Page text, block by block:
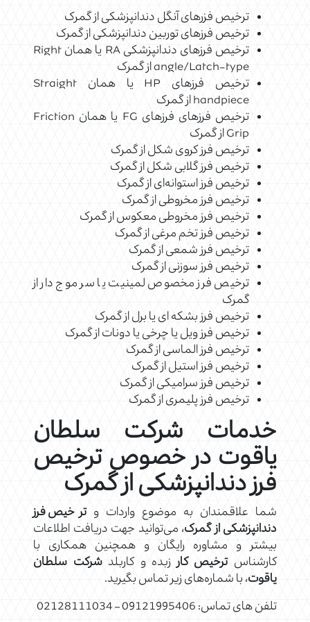
ترخیص فزرهای آنگل دندانپزشکی از گمرک
ترخیص فرزهای توربین دندانپزشکی از گمرک
ترخیص فرزهای دندانپزشکی RA یا همان Right
angle/Latch-type از گمرک
ترخیص فرزهای HP یا همان Straight
handpiece از گمرک
ترخیص فرزهای فرزهای FG یا همان Friction
Grip از گمرک
ترخیص فرز کروی شکل از گمرک
ترخیص فرز گلابی شکل از گمرک
ترخیص فرز استوانه‌ای از گمرک
ترخیص فرز مخروطی از گمرک
ترخیص فرز مخروطی معکوس از گمرک
ترخیص فرز تخم مرغی از گمرک
ترخیص فرز شمعی از گمرک
ترخیص فرز سوزنی از گمرک
ترخیص فرز مخصوص لمینیت یا سر موج دار از
گمرک
ترخیص فرز بشکه ای یا برل از گمرک
ترخیص فرز ویل یا چرخی یا دونات از گمرک
ترخیص فرز الماسی از گمرک
ترخیص فرز استیل از گمرک
ترخیص فرز سرامیکی از گمرک
ترخیص فرز پلیمری از گمرک
خدمات شرکت سلطان
یاقوت در خصوص ترخیص
فرز دندانپزشکی از گمرک
شما علاقمندان به موضوع واردات وترخیص فرز
دندانپزشکی از گمرک، می‌توانید جهت دریافت اطلاعات
بیشتر و مشاوره رایگان و همچنین همکاری با
کارشناسترخیص کارزبده و کاربلدشرکت سلطان
یاقوت، با شماره‌های زیر تماس بگیرید.
تلفن های تماس: 09121995406 – 02128111034